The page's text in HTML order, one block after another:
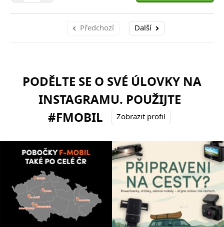
Předchozí Další
PODĚLTE SE O SVÉ ÚLOVKY NA
INSTAGRAMU. POUŽIJTE
#FMOBIL
Zobrazit profil